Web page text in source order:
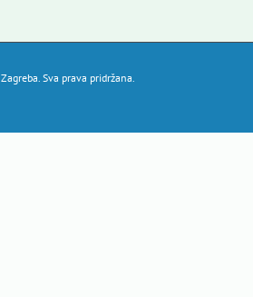
Sva prava pridržana.